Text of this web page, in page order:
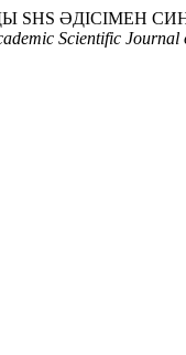
SHS
Scientific Journal